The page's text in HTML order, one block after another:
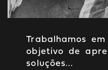
Trabalhamos
objetivo de
soluções...